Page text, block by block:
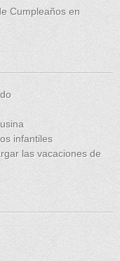
Cumpleaños en
infantiles
las vacaciones de